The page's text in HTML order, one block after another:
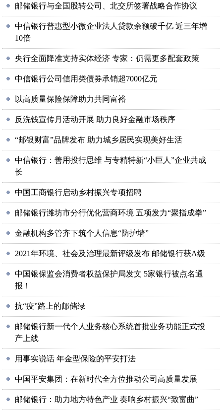
邮储银行与全国股转公司、北交所签署战略合作协议
中信银行普惠型小微企业法人贷款余额破千亿 近三年增
10倍
央行全面降准支持实体经济 专家：仍需更多配套政策
中信银行公司信用类债券承销超7000亿元
以高质量保险保障助力共同富裕
反洗钱宣传月活动开展 助力良好金融市场秩序
“邮银财富”品牌发布 助力城乡居民实现美好生活
中信银行：善用投行思维 与专精特新“小巨人”企业共成
长
中国工商银行启动乡村振兴专项招聘
邮储银行潍坊市分行优化营商环境 五项发力“聚指成拳”
金融机构多管齐下筑个人信息“防护墙”
2021年环境、社会及治理最新评级发布 邮储银行获A级
中国银保监会消费者权益保护局发文 5家银行被点名通
报！
抗“疫”路上的邮储绿
邮储银行新一代个人业务核心系统首批业务功能正式投
产上线
用事实说话 年金型保险的平安打法
中国平安集团：在新时代全方位推动公司高质量发展
邮储银行：助力地方特色产业 奏响乡村振兴“致富曲”